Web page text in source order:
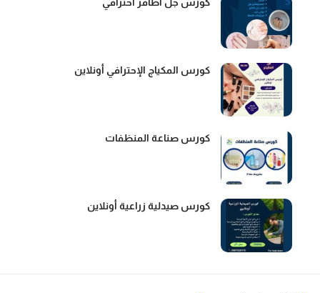
كورس المكياج الإحترافي أونلاين
كورس صناعة المنظفات
كورس صيدلية زراعية أونلاين